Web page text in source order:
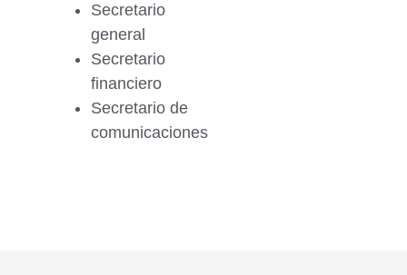
Secretario
general
Secretario
financiero
Secretario de
comunicaciones